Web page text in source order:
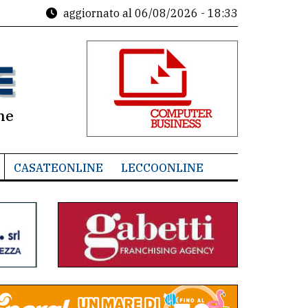
aggiornato al 06/08/2026 - 18:33
CASATEONLINE LECCOONLINE